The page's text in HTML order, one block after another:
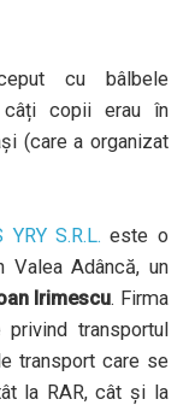
cu bâlbele
câți copii erau în
(care a organizat
S.R.L. este o
Adâncă, un
Irimescu. Firma
transportul
transport care se
la RAR, cât și la